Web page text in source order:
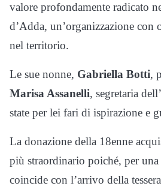
valore profondamente radicato
d’Adda, un’organizzazione con
nel territorio.
Le sue nonne, Gabriella Botti,
Marisa Assanelli, segretaria
state per lei fari di ispirazione e
La donazione della 18enne
più straordinario poiché, per
coincide con l’arrivo della